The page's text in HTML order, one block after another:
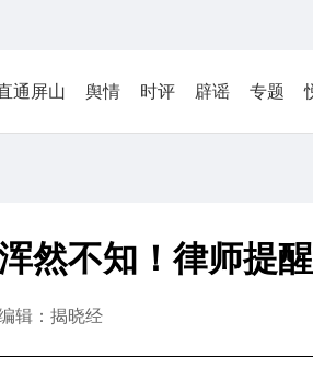
通屏山 舆情 时评 辟谣 专题
然不知！律师提醒
辑：揭晓经